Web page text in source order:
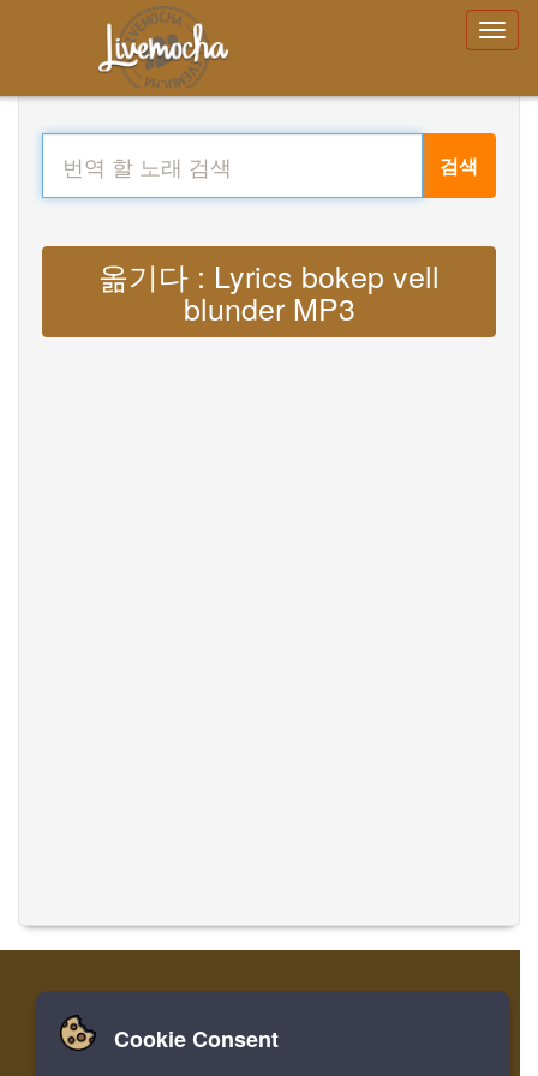
검색
옮기다 : Lyrics bokep vell
blunder MP3
집 로그인 레지스터
Cookie Consent